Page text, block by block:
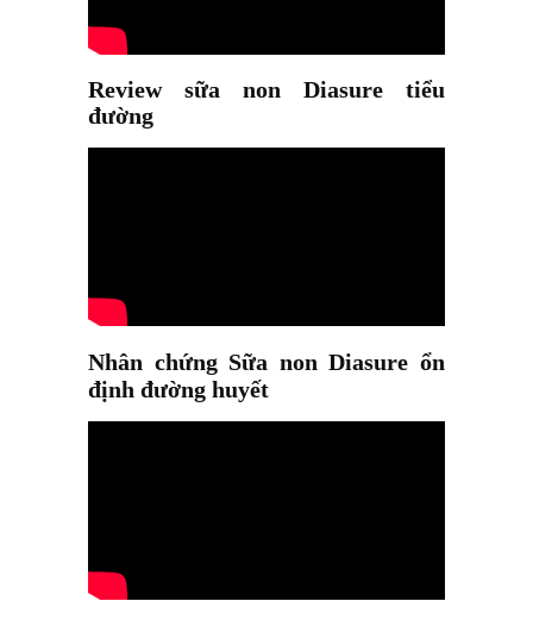
Review sữa non Diasure tiểu
đường
Nhân chứng Sữa non Diasure ổn
định đường huyết